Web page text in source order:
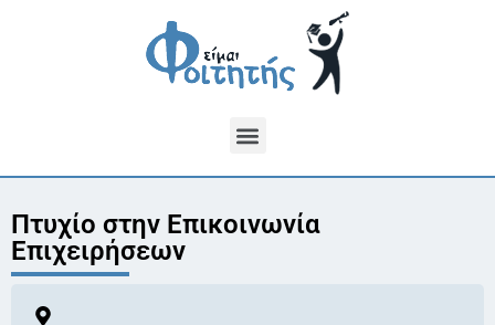
Πτυχίο στην Επικοινωνία
Επιχειρήσεων